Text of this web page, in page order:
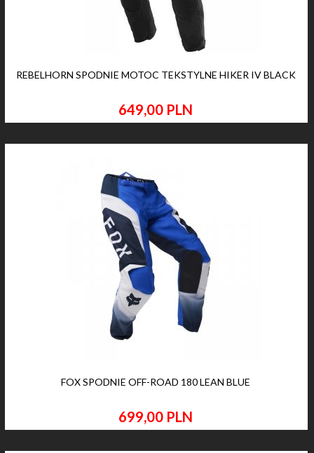
REBELHORN SPODNIE MOTOC TEKSTYLNE HIKER IV BLACK
649,00 PLN
FOX SPODNIE OFF-ROAD 180 LEAN BLUE
699,00 PLN